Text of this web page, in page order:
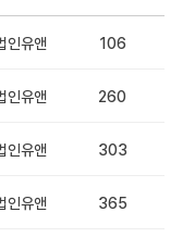
인유앤 106
인유앤 260
인유앤 303
인유앤 365